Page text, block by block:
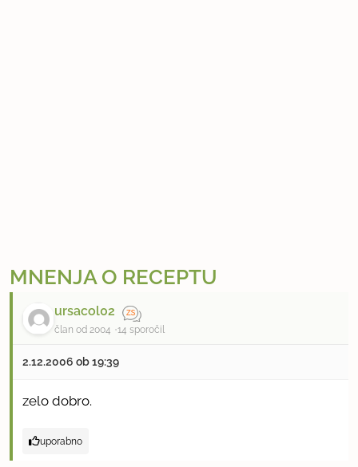
MNENJA O RECEPTU
ursacol02
član od 2004 14 sporočil
2.12.2006 ob 19:39
zelo dobro.
uporabno